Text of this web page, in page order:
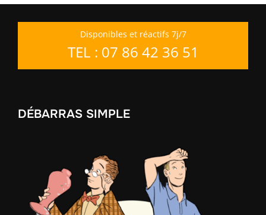
Disponibles et réactifs 7j/7
TEL : 07 86 42 36 51
DÉBARRAS SIMPLE